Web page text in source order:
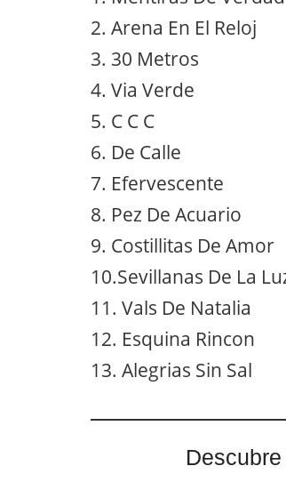
2. Arena En El Reloj
3. 30 Metros
4. Via Verde
5. C C C
6. De Calle
7. Efervescente
8. Pez De Acuario
9. Costillitas De Amor
10.Sevillanas De La
11. Vals De Natalia
12. Esquina Rincon
13. Alegrias Sin Sal